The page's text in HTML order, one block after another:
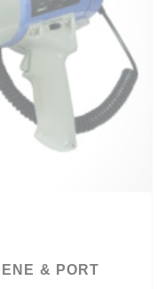
& PORT